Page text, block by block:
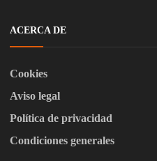
ACERCA DE
Cookies
Aviso legal
Política de privacidad
Condiciones generales